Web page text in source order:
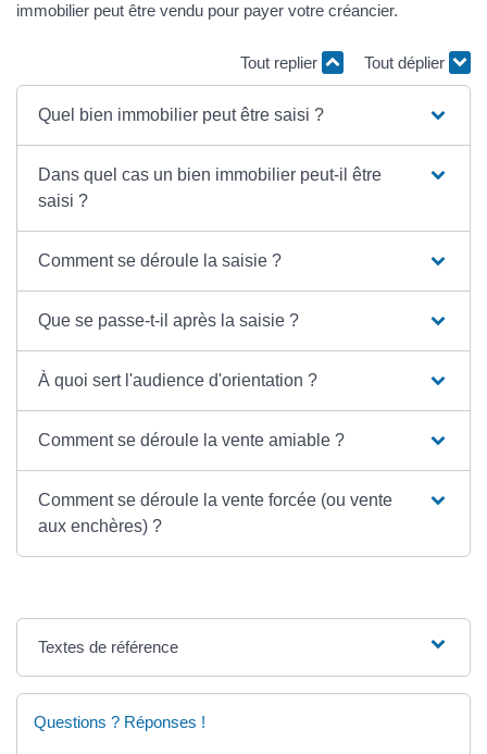
immobilier peut être vendu pour payer votre créancier.
Tout replier Tout déplier
Quel bien immobilier peut être saisi ?
Dans quel cas un bien immobilier peut-il être
saisi ?
Comment se déroule la saisie ?
Que se passe-t-il après la saisie ?
À quoi sert l'audience d'orientation ?
Comment se déroule la vente amiable ?
Comment se déroule la vente forcée (ou vente
aux enchères) ?
Textes de référence
Questions ? Réponses !